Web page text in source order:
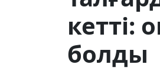
кетті:
болды